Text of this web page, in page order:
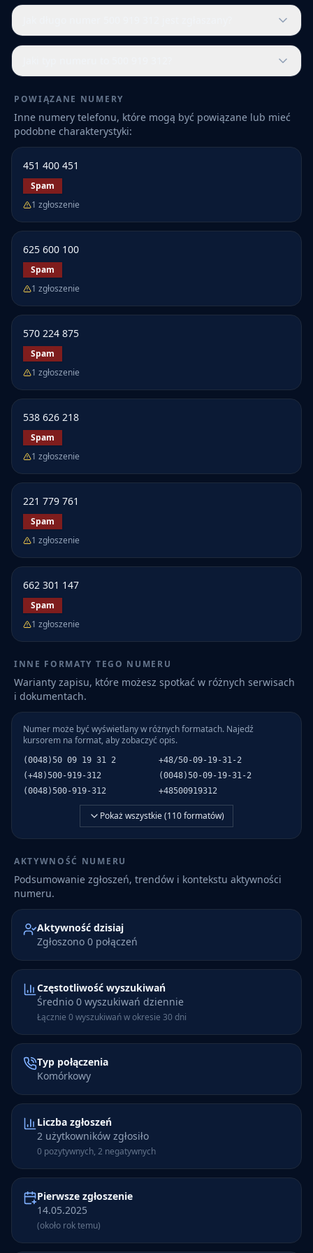
POWIĄZANE NUMERY
Inne numery telefonu, które mogą być powiązane lub mieć
podobne charakterystyki:
451 400 451
Spam
1 zgłoszenie
625 600 100
Spam
1 zgłoszenie
570 224 875
Spam
1 zgłoszenie
538 626 218
Spam
1 zgłoszenie
221 779 761
Spam
1 zgłoszenie
662 301 147
Spam
1 zgłoszenie
INNE FORMATY TEGO NUMERU
Warianty zapisu, które możesz spotkać w różnych serwisach
i dokumentach.
Numer może być wyświetlany w różnych formatach. Najedź
kursorem na format, aby zobaczyć opis.
(0048)50 09 19 31 2
+48/50-09-19-31-2
(+48)500-919-312
(0048)50-09-19-31-2
(0048)500-919-312
+48500919312
Pokaż wszystkie (110formatów)
AKTYWNOŚĆ NUMERU
Podsumowanie zgłoszeń, trendów i kontekstu aktywności
numeru.
Aktywność dzisiaj
Zgłoszono 0 połączeń
Częstotliwość wyszukiwań
Średnio 0 wyszukiwań dziennie
Łącznie 0 wyszukiwań w okresie 30 dni
Typ połączenia
Komórkowy
Liczba zgłoszeń
2 użytkowników zgłosiło
0 pozytywnych, 2 negatywnych
Pierwsze zgłoszenie
14.05.2025
(około rok temu)